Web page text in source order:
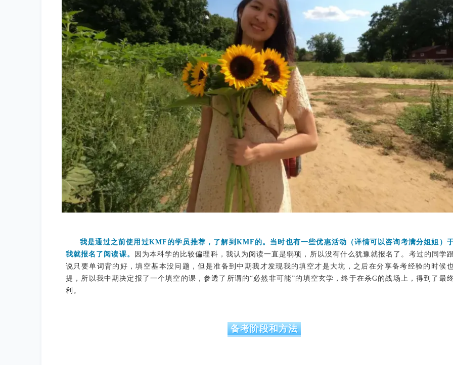
我是通过之前使用过KMF的学员推荐，了解到KMF的。当时也有一些优惠活动（详情可以咨询考满分姐姐）
我就报名了阅读课。
因为本科学的比较偏理科，我认为阅读一直是弱项，所以没有什么犹豫就报名了。考过的同学
说只要单词背的好，填空基本没问题，但是准备到中期我才发现我的填空才是大坑，之后在分享备考经验的时候
提，所以我中期决定报了一个填空的课，参透了所谓的“必然非可能”的填空玄学，终于在杀G的战场上，得到了最
利。
备考阶段和方法